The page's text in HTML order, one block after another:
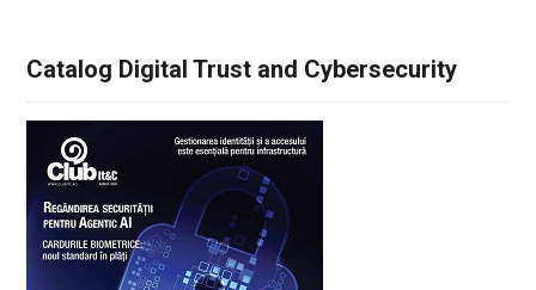
Catalog Digital Trust and Cybersecurity